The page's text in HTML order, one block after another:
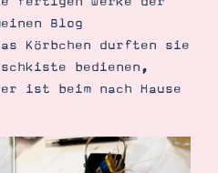
Blog
Körbchen durften sie
bedienen,
ist beim nach Hause